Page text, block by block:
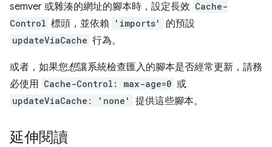
semver 或雜湊的網址的腳本時，設定長效 Cache-
Control 標頭，並依賴 'imports' 的預設
updateViaCache 行為。
或者，如果您想讓系統檢查匯入的腳本是否經常更新，請務
必使用 Cache-Control: max-age=0 或
updateViaCache: 'none' 提供這些腳本。
延伸閱讀